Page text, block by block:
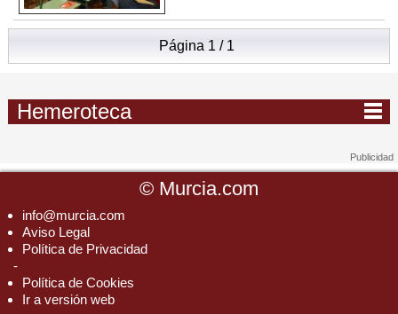
Página 1 / 1
Hemeroteca
© Murcia.com
info@murcia.com
Aviso Legal
Política de Privacidad
-
Política de Cookies
Ir a versión web